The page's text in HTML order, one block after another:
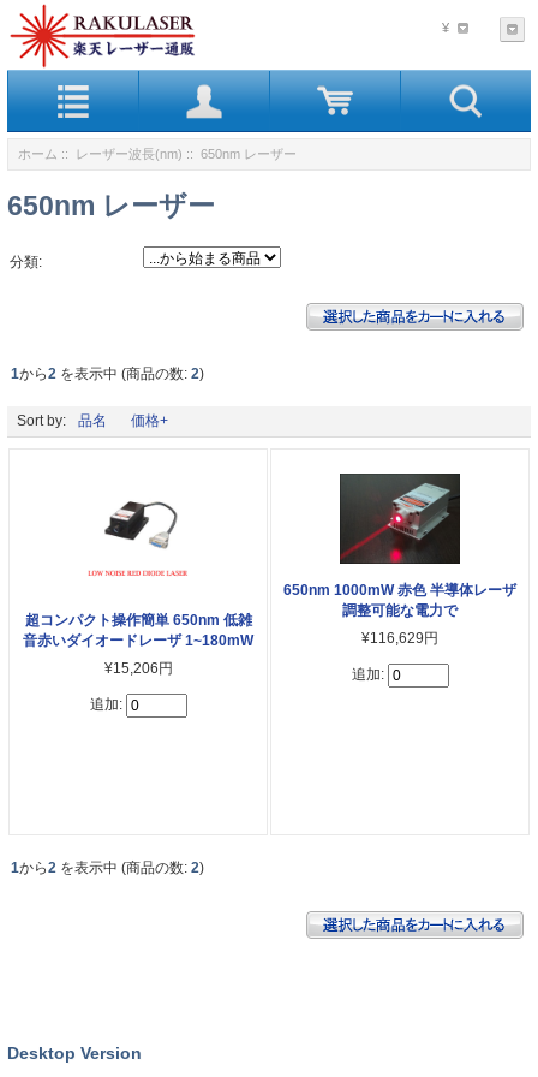
¥
ホーム :: レーザー波長(nm) :: 650nm レーザー
650nm レーザー
分類:
1から2 を表示中 (商品の数: 2)
Sort by: 品名 価格+
超コンパクト操作簡単 650nm 低雑
音赤いダイオードレーザ 1~180mW
¥15,206円
追加:
650nm 1000mW 赤色 半導体レーザ
調整可能な電力で
¥116,629円
追加:
1から2 を表示中 (商品の数: 2)
Desktop Version